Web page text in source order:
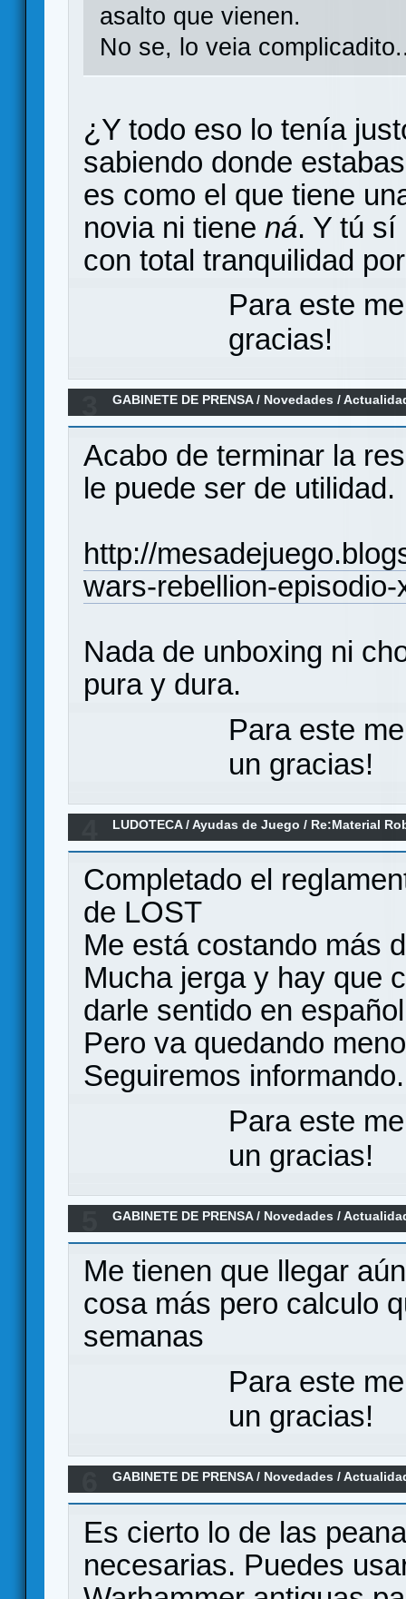
asalto que vienen.
No se, lo veia
¿Y todo eso lo tenía
sabiendo donde
es como el que tiene
novia ni tiene ná. Y tú
con total tranquilidad
Para este
gracias!
GABINETE DE PRENSA/ Novedades /
Rebellion de Corey Konieczka
Acabo de terminar la
le puede ser de utilidad.
http://
wars-rebellion-episodio-
Nada de unboxing ni
pura y dura.
Para este
un gracias!
LUDOTECA/Ayudas de Juego / Re:Material
Completado el
de LOST
Me está costando más
Mucha jerga y hay que
darle sentido en
Pero va quedando
Seguiremos informando.
Para este
un gracias!
GABINETE DE PRENSA/ Novedades /
Me tienen que llegar
cosa más pero calculo
semanas
Para este
un gracias!
GABINETE DE PRENSA/ Novedades /
Es cierto lo de las
necesarias. Puedes